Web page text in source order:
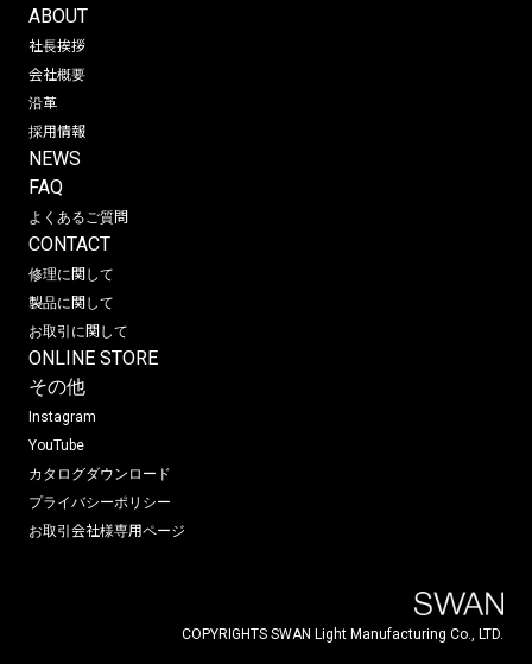
ABOUT
社長挨拶
会社概要
沿革
採用情報
NEWS
FAQ
よくあるご質問
CONTACT
修理に関して
製品に関して
お取引に関して
ONLINE STORE
その他
Instagram
YouTube
カタログダウンロード
プライバシーポリシー
お取引会社様専用ページ
COPYRIGHTS SWAN Light Manufacturing Co., LTD.